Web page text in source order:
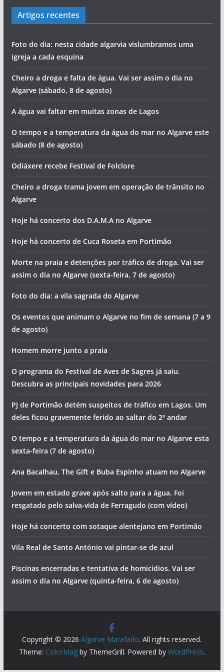
Artigos recentes
Foto do dia: nesta cidade algarvia vislumbramos uma
igreja a cada esquina
Cheiro a droga e falta de água. Vai ser assim o dia no
Algarve (sábado, 8 de agosto)
A água vai faltar em muitas zonas de Lagos
O tempo e a temperatura da água do mar no Algarve este
sábado (8 de agosto)
Odiáxere recebe Festival de Folclore
Cheiro a droga trama jovem em operação de trânsito no
Algarve
Hoje há concerto dos D.A.M.A no Algarve
Hoje há concerto de Cuca Roseta em Portimão
Morte na praia e detenções por tráfico de droga. Vai ser
assim o dia no Algarve (sexta-feira, 7 de agosto)
Foto do dia: a vila sagrada do Algarve
Os eventos que animam o Algarve no fim de semana (7 a 9
de agosto)
Homem morre junto a praia
O programa do Festival de Aves de Sagres já saiu.
Descubra as principais novidades para 2026
PJ de Portimão detém suspeitos de tráfico em Lagos. Um
deles ficou gravemente ferido ao saltar do 2º andar
O tempo e a temperatura da água do mar no Algarve esta
sexta-feira (7 de agosto)
Ana Bacalhau, The Gift e Buba Espinho atuam no Algarve
Jovem em estado grave após salto para a água. Foi
resgatado pelo salva-vida de Ferragudo (com vídeo)
Hoje há concerto com sotaque alentejano em Portimão
Vila Real de Santo António vai pintar-se de azul
Piscinas encerradas e tentativa de homicídios. Vai ser
assim o dia no Algarve (quinta-feira, 6 de agosto)
Copyright © 2026Algarve Marafado. All rights reserved.
Theme: ColorMagby ThemeGrill. Powered by WordPress.